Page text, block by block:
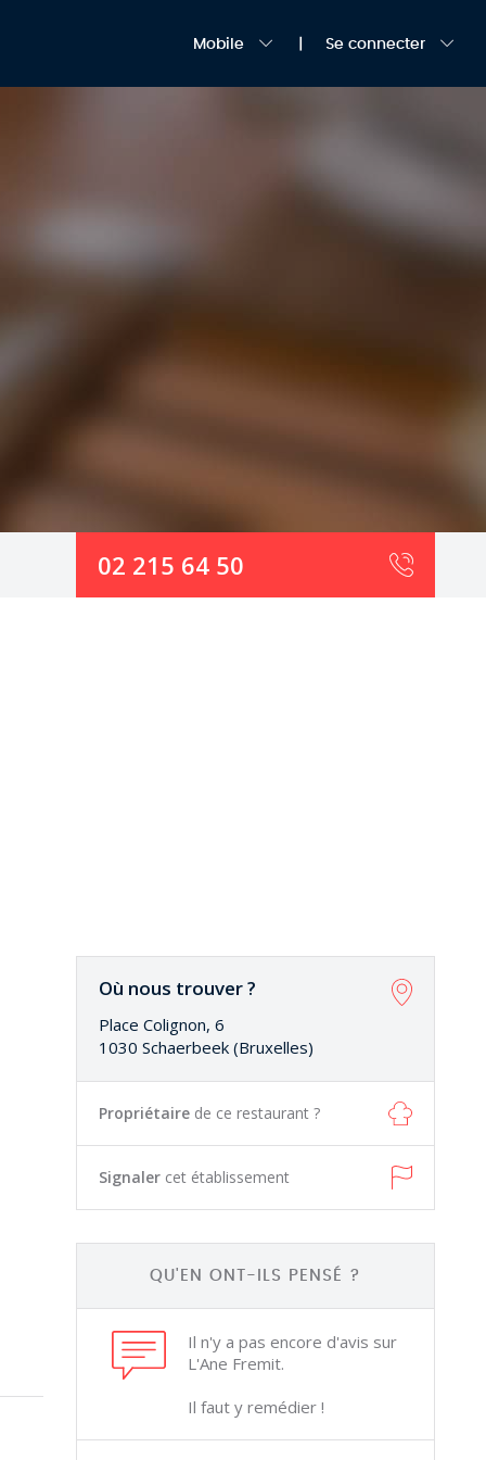
Mobile Se connecter
02 215 64 50
Où nous trouver ?
Place Colignon, 6
1030 Schaerbeek (Bruxelles)
Propriétaire de ce restaurant ?
Signaler cet établissement
QU'EN ONT-ILS PENSÉ ?
Il n'y a pas encore d'avis sur
L'Ane Fremit.
Il faut y remédier !